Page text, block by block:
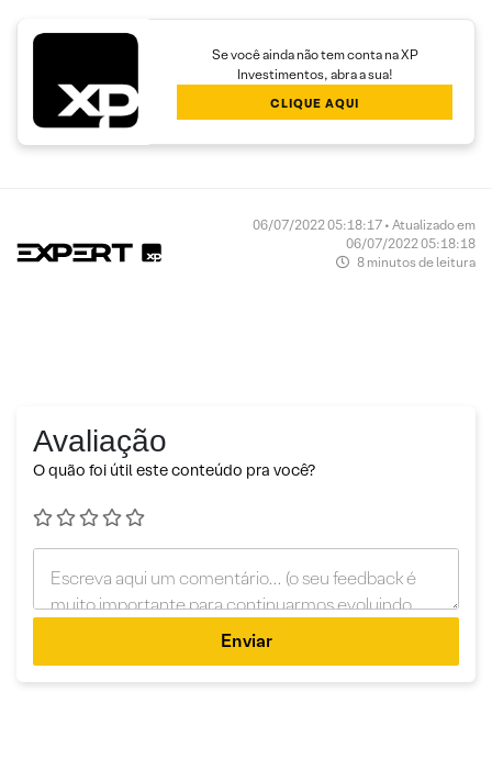
Se você ainda não tem conta na XP
Investimentos, abra a sua!
CLIQUE AQUI
06/07/2022 05:18:17 • Atualizado em
06/07/2022 05:18:18
8 minutos de leitura
Avaliação
O quão foi útil este conteúdo pra você?
Enviar